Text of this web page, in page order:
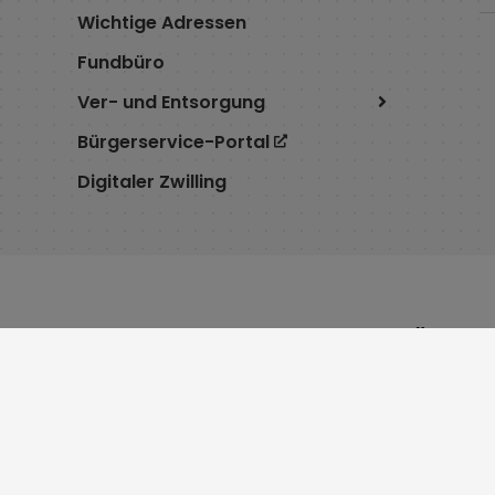
Wichtige Adressen
Fundbüro
Ver- und Entsorgung
Bürgerservice-Portal
Digitaler Zwilling